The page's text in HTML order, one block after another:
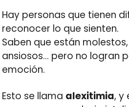
Hay personas que tienen
reconocer lo que sienten.
Saben que están
ansiosos… pero no logran
emoción.
Esto se llama alexitimia, y